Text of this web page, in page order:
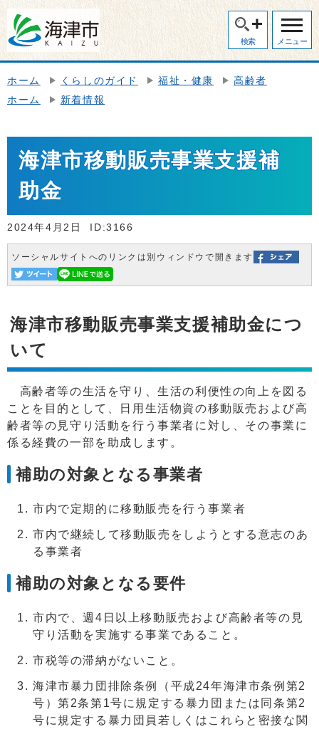
検索 メニュー
ホーム くらしのガイド 福祉・健康
高齢者
ホーム
新着情報
海津市移動販売事業支援補
助金
2024年4月2日 ID:3166
ソーシャルサイトへのリンクは別ウィンドウで開きます
海津市移動販売事業支援補助金につ
いて
高齢者等の生活を守り、生活の利便性の向上を図る
ことを目的として、日用生活物資の移動販売および高
齢者等の見守り活動を行う事業者に対し、その事業に
係る経費の一部を助成します。
補助の対象となる事業者
市内で定期的に移動販売を行う事業者
市内で継続して移動販売をしようとする意志のあ
る事業者
補助の対象となる要件
市内で、週4日以上移動販売および高齢者等の見
守り活動を実施する事業であること。
市税等の滞納がないこと。
海津市暴力団排除条例（平成24年海津市条例第2
号）第2条第1号に規定する暴力団または同条第2
号に規定する暴力団員若しくはこれらと密接な関